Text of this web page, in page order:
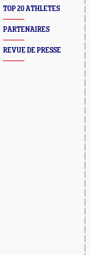
TOP 20 ATHLETES
PARTENAIRES
REVUE DE PRESSE